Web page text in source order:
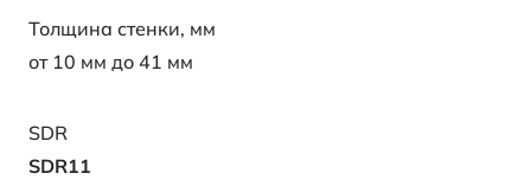
Толщина стенки, мм
от 10 мм до 41 мм
SDR
SDR11